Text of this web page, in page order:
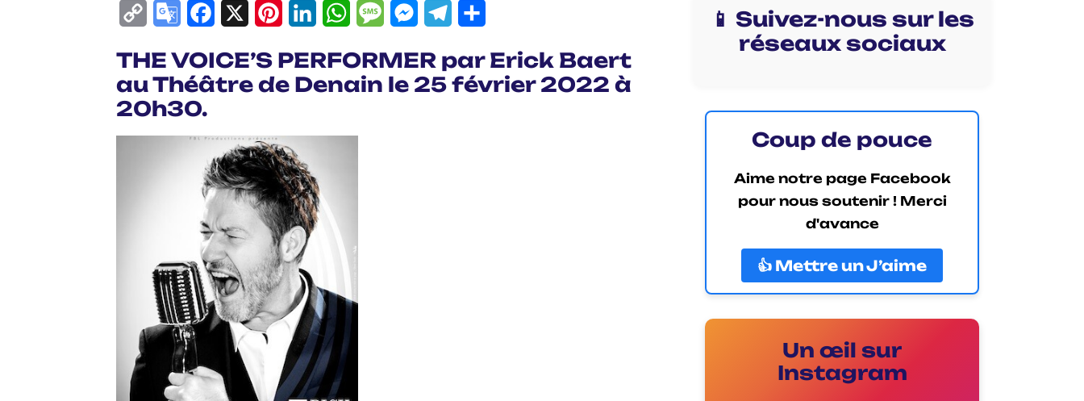
Copy GoogleFacebook
X Pinterest
LinkedInWhatsApp
MessageMessenger
Telegram
THE VOICE’S PERFORMER par Erick Baert
au Théâtre de Denain le 25 février 2022 à
20h30.
📱 Suivez-nous sur les
réseaux sociaux
Coup de pouce
Aime notre page Facebook
pour nous soutenir ! Merci
d'avance
👍 Mettre un J’aime
Un œil sur
Instagram